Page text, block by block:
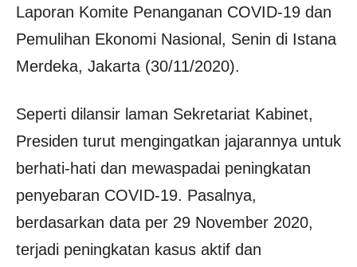
Laporan Komite Penanganan COVID-19 dan
Pemulihan Ekonomi Nasional, Senin di Istana
Merdeka, Jakarta (30/11/2020).
Seperti dilansir laman Sekretariat Kabinet,
Presiden turut mengingatkan jajarannya untuk
berhati-hati dan mewaspadai peningkatan
penyebaran COVID-19. Pasalnya,
berdasarkan data per 29 November 2020,
terjadi peningkatan kasus aktif dan